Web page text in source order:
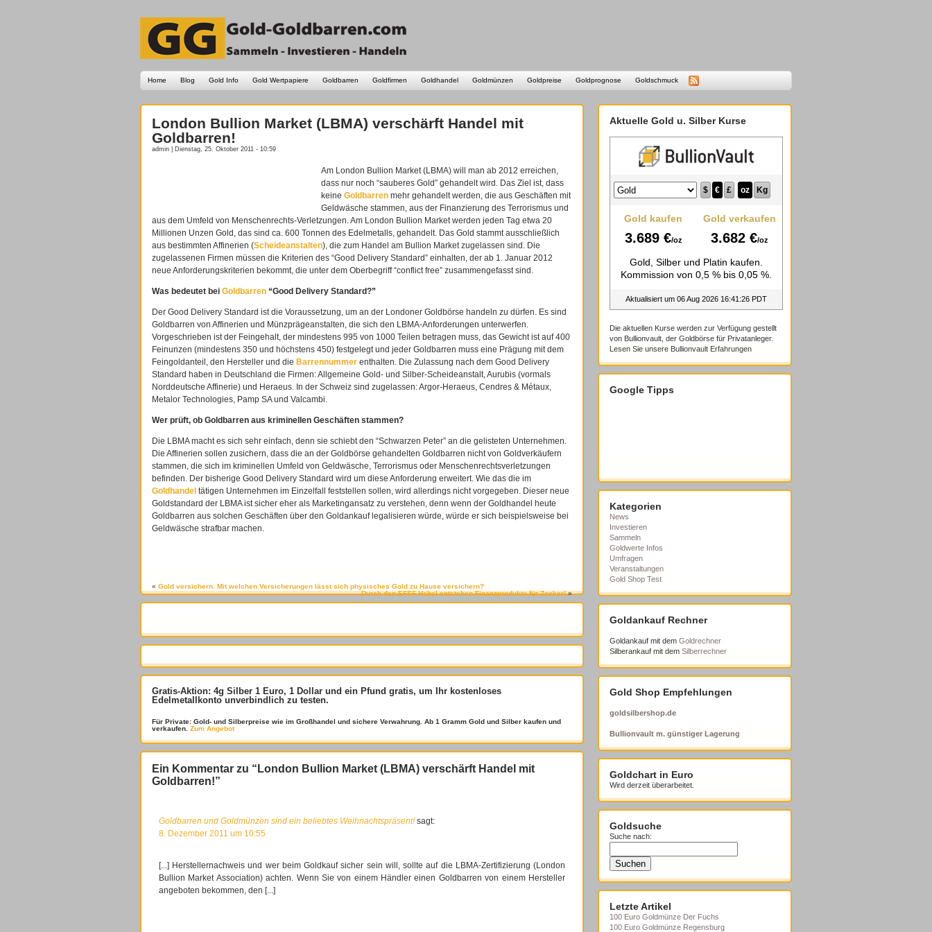
Home Blog Gold Info Gold Wertpapiere Goldbarren Goldfirmen Goldhandel Goldmünzen Goldpreise Goldprognose Goldschmuck
London Bullion Market (LBMA) verschärft Handel mit
Goldbarren!
admin | Dienstag, 25. Oktober 2011 - 10:59
Am London Bullion Market (LBMA) will man ab 2012 erreichen,
dass nur noch “sauberes Gold” gehandelt wird. Das Ziel ist, dass
keine Goldbarren mehr gehandelt werden, die aus Geschäften mit
Geldwäsche stammen, aus der Finanzierung des Terrorismus und
aus dem Umfeld von Menschenrechts-Verletzungen. Am London Bullion Market werden jeden Tag etwa 20
Millionen Unzen Gold, das sind ca. 600 Tonnen des Edelmetalls, gehandelt. Das Gold stammt ausschließlich
aus bestimmten Affinerien (Scheideanstalten), die zum Handel am Bullion Market zugelassen sind. Die
zugelassenen Firmen müssen die Kriterien des “Good Delivery Standard” einhalten, der ab 1. Januar 2012
neue Anforderungskriterien bekommt, die unter dem Oberbegriff “conflict free” zusammengefasst sind.
Was bedeutet bei Goldbarren “Good Delivery Standard?”
Der Good Delivery Standard ist die Voraussetzung, um an der Londoner Goldbörse handeln zu dürfen. Es sind
Goldbarren von Affinerien und Münzprägeanstalten, die sich den LBMA-Anforderungen unterwerfen.
Vorgeschrieben ist der Feingehalt, der mindestens 995 von 1000 Teilen betragen muss, das Gewicht ist auf 400
Feinunzen (mindestens 350 und höchstens 450) festgelegt und jeder Goldbarren muss eine Prägung mit dem
Feingoldanteil, den Hersteller und die Barrennummer enthalten. Die Zulassung nach dem Good Delivery
Standard haben in Deutschland die Firmen: Allgemeine Gold- und Silber-Scheideanstalt, Aurubis (vormals
Norddeutsche Affinerie) und Heraeus. In der Schweiz sind zugelassen: Argor-Heraeus, Cendres & Métaux,
Metalor Technologies, Pamp SA und Valcambi.
Wer prüft, ob Goldbarren aus kriminellen Geschäften stammen?
Die LBMA macht es sich sehr einfach, denn sie schiebt den “Schwarzen Peter” an die gelisteten Unternehmen.
Die Affinerien sollen zusichern, dass die an der Goldbörse gehandelten Goldbarren nicht von Goldverkäufern
stammen, die sich im kriminellen Umfeld von Geldwäsche, Terrorismus oder Menschenrechtsverletzungen
befinden. Der bisherige Good Delivery Standard wird um diese Anforderung erweitert. Wie das die im
Goldhandel tätigen Unternehmen im Einzelfall feststellen sollen, wird allerdings nicht vorgegeben. Dieser neue
Goldstandard der LBMA ist sicher eher als Marketingansatz zu verstehen, denn wenn der Goldhandel heute
Goldbarren aus solchen Geschäften über den Goldankauf legalisieren würde, würde er sich beispielsweise bei
Geldwäsche strafbar machen.
« Gold versichern. Mit welchen Versicherungen lässt sich physisches Gold zu Hause versichern?
Durch den EFSF-Hebel entstehen Finanzprodukte für Zocker!»
Gratis-Aktion: 4g Silber 1 Euro, 1 Dollar und ein Pfund gratis, um Ihr kostenloses
Edelmetallkonto unverbindlich zu testen.
Für Private: Gold- und Silberpreise wie im Großhandel und sichere Verwahrung. Ab 1 Gramm Gold und Silber kaufen und
verkaufen. Zum Angebot
Ein Kommentar zu “London Bullion Market (LBMA) verschärft Handel mit
Goldbarren!”
Goldbarren und Goldmünzen sind ein beliebtes Weihnachtspräsent! sagt:
8. Dezember 2011 um 10:55
[...] Herstellernachweis und wer beim Goldkauf sicher sein will, sollte auf die LBMA-Zertifizierung (London
Bullion Market Association) achten. Wenn Sie von einem Händler einen Goldbarren von einem Hersteller
angeboten bekommen, den [...]
Aktuelle Gold u. Silber Kurse
Die aktuellen Kurse werden zur Verfügung gestellt
von Bullionvault, der Goldbörse für Privatanleger.
Lesen Sie unsere Bullionvault Erfahrungen
Google Tipps
Kategorien
News
Investieren
Sammeln
Goldwerte Infos
Umfragen
Veranstaltungen
Gold Shop Test
Goldankauf Rechner
Goldankauf mit dem Goldrechner
Silberankauf mit dem Silberrechner
Gold Shop Empfehlungen
goldsilbershop.de
Bullionvault m. günstiger Lagerung
Goldchart in Euro
Wird derzeit überarbeitet.
Goldsuche
Suche nach:
Letzte Artikel
100 Euro Goldmünze Der Fuchs
100 Euro Goldmünze Regensburg